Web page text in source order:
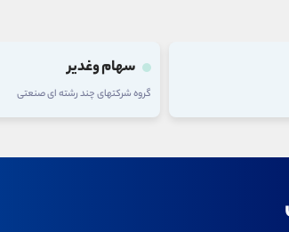
سهام وغدیر
گروه شرکتهای چند رشته ای صنعتی